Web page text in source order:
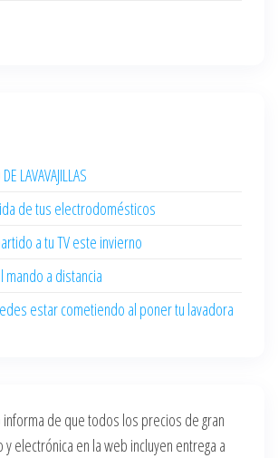
LAVAVAJILLAS
de tus electrodomésticos
a tu TV este invierno
mando a distancia
estar cometiendo al poner tu lavadora
de que todos los precios de gran
electrónica en la web incluyen entrega a